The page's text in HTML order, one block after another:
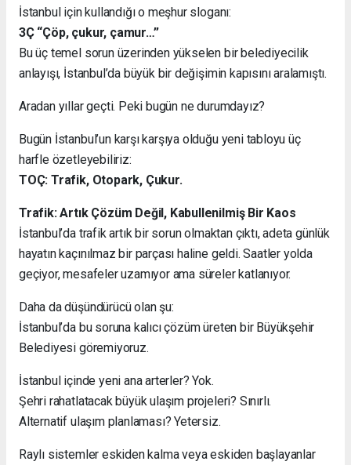
İstanbul için kullandığı o meşhur sloganı:
3Ç “Çöp, çukur, çamur…”
Bu üç temel sorun üzerinden yükselen bir belediyecilik
anlayışı, İstanbul’da büyük bir değişimin kapısını aralamıştı.
Aradan yıllar geçti. Peki bugün ne durumdayız?
Bugün İstanbul’un karşı karşıya olduğu yeni tabloyu üç
harfle özetleyebiliriz:
TOÇ: Trafik, Otopark, Çukur.
Trafik: Artık Çözüm Değil, Kabullenilmiş Bir Kaos
İstanbul’da trafik artık bir sorun olmaktan çıktı, adeta günlük
hayatın kaçınılmaz bir parçası haline geldi. Saatler yolda
geçiyor, mesafeler uzamıyor ama süreler katlanıyor.
Daha da düşündürücü olan şu:
İstanbul’da bu soruna kalıcı çözüm üreten bir Büyükşehir
Belediyesi göremiyoruz.
İstanbul içinde yeni ana arterler? Yok.
Şehri rahatlatacak büyük ulaşım projeleri? Sınırlı.
Alternatif ulaşım planlaması? Yetersiz.
Raylı sistemler eskiden kalma veya eskiden başlayanlar